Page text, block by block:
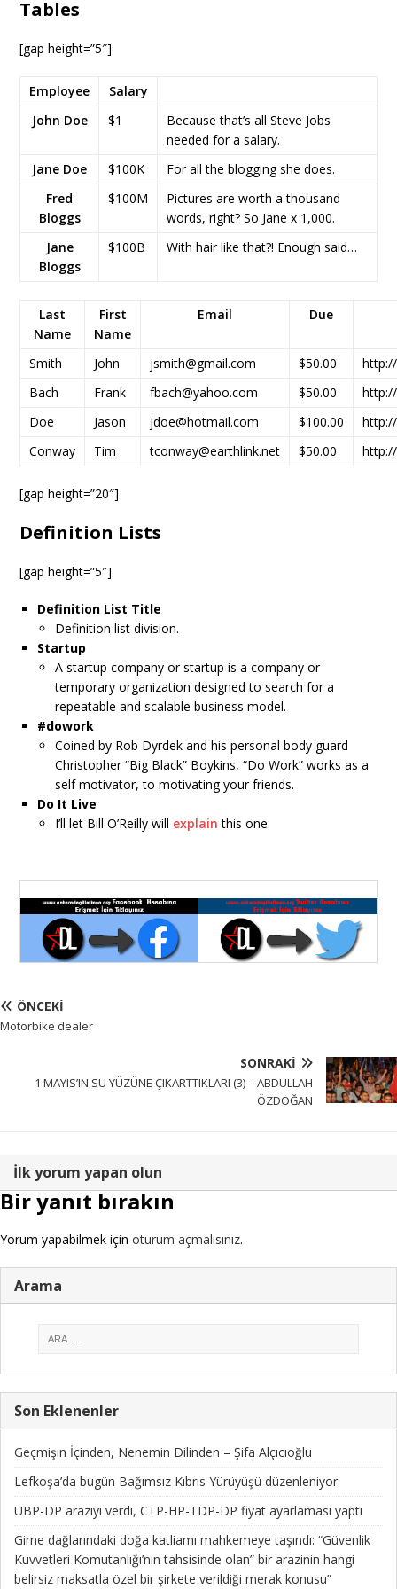
Tables
[gap height=”5″]
Employee
Salary
John Doe
$1
Because that’s all Steve Jobs
needed for a salary.
Jane Doe
$100K
For all the blogging she does.
Fred
Bloggs
$100M
Pictures are worth a thousand
words, right? So Jane x 1,000.
Jane
Bloggs
$100B With hair like that?! Enough said…
Last
Name
First
Name
Email Due
Smith John jsmith@gmail.com $50.00
Bach
Frank fbach@yahoo.com $50.00
Doe
Jason jdoe@hotmail.com $100.00
Conway
Tim tconway@earthlink.net $50.00
[gap height=”20″]
Definition Lists
[gap height=”5″]
Definition List Title
Definition list division.
Startup
A startup company or startup is a company or
temporary organization designed to search for a
repeatable and scalable business model.
#dowork
Coined by Rob Dyrdek and his personal body guard
Christopher “Big Black” Boykins, “Do Work” works as a
self motivator, to motivating your friends.
Do It Live
I’ll let Bill O’Reilly will explain this one.
ÖNCEKI
Motorbike dealer
SONRAKI
1 MAYIS’IN SU YÜZÜNE ÇIKARTTIKLARI (3) – ABDULLAH
ÖZDOĞAN
İlk yorum yapan olun
Bir yanıt bırakın
Yorum yapabilmek için oturum açmalısınız.
Arama
Son Eklenenler
Geçmişin İçinden, Nenemin Dilinden – Şifa Alçıcıoğlu
Lefkoşa’da bugün Bağımsız Kıbrıs Yürüyüşü düzenleniyor
UBP-DP araziyi verdi, CTP-HP-TDP-DP fiyat ayarlaması yaptı
Girne dağlarındaki doğa katliamı mahkemeye taşındı: “Güvenlik
Kuvvetleri Komutanlığı’nın tahsisinde olan” bir arazinin hangi
belirsiz maksatla özel bir şirkete verildiği merak konusu”